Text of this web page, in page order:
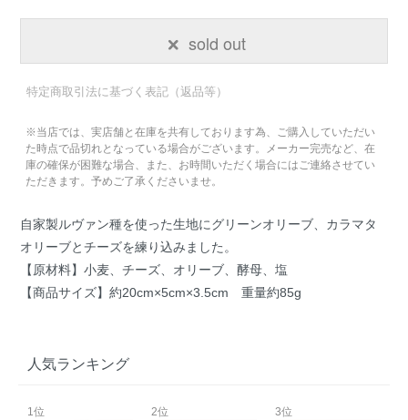
sold out
特定商取引法に基づく表記（返品等）
※当店では、実店舗と在庫を共有しております為、ご購入していただい
た時点で品切れとなっている場合がございます。メーカー完売など、在
庫の確保が困難な場合、また、お時間いただく場合にはご連絡させてい
ただきます。予めご了承くださいませ。
自家製ルヴァン種を使った生地にグリーンオリーブ、カラマタ
オリーブとチーズを練り込みました。
【原材料】小麦、チーズ、オリーブ、酵母、塩
【商品サイズ】約20cm×5cm×3.5cm 重量約85g
人気ランキング
1位 2位 3位